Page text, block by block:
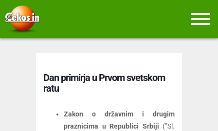
Dan primirja u Prvom svetskom
ratu
Zakon o državnim i drugim
praznicima u Republici Srbiji (”Sl.